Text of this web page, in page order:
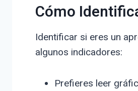
Cómo
Identificar si eres un
algunos indicadores:
Prefieres leer